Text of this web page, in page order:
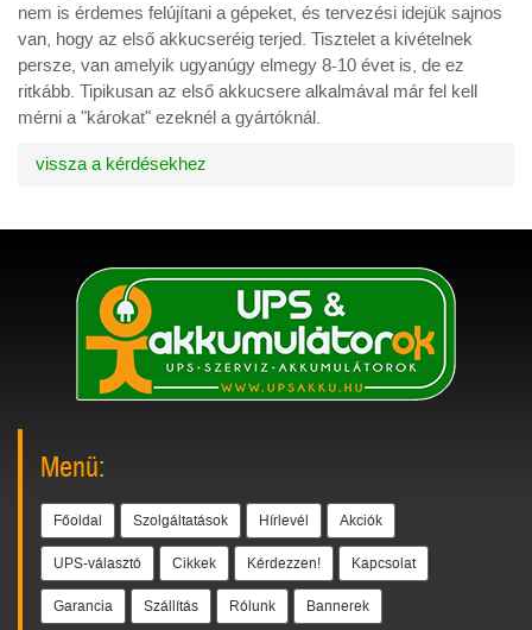
nem is érdemes felújítani a gépeket, és tervezési idejük sajnos
van, hogy az első akkucseréig terjed. Tisztelet a kivételnek
persze, van amelyik ugyanúgy elmegy 8-10 évet is, de ez
ritkább. Tipikusan az első akkucsere alkalmával már fel kell
mérni a "károkat" ezeknél a gyártóknál.
vissza a kérdésekhez
Menü:
Főoldal Szolgáltatások Hírlevél Akciók
UPS-választó Cikkek Kérdezzen! Kapcsolat
Garancia Szállítás Rólunk Bannerek